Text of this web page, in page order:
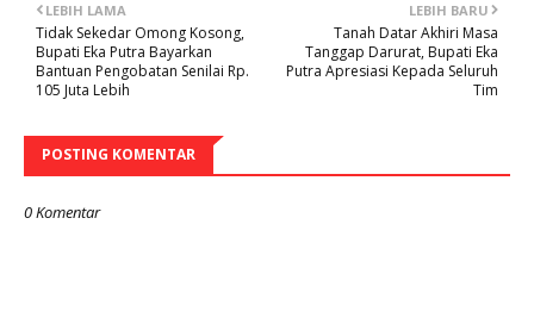
LEBIH BARU
Tanah Datar Akhiri Masa
Tanggap Darurat, Bupati Eka
Putra Apresiasi Kepada Seluruh
Tim
LEBIH LAMA
Tidak Sekedar Omong Kosong,
Bupati Eka Putra Bayarkan
Bantuan Pengobatan Senilai Rp.
105 Juta Lebih
POSTING KOMENTAR
0 Komentar